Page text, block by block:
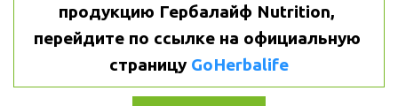
продукцию Гербалайф Nutrition,
перейдите по ссылке на официальную
страницу GoHerbalife